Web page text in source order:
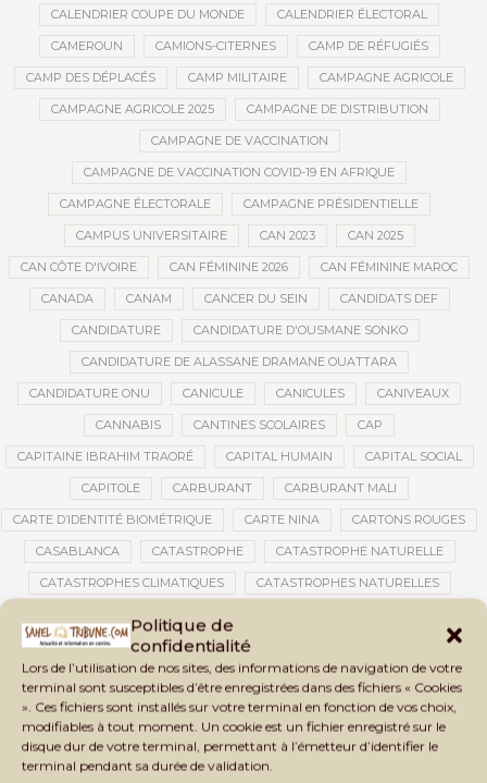
Politique de
confidentialité
Lors de l’utilisation de nos sites, des informations de navigation de votre
terminal sont susceptibles d’être enregistrées dans des fichiers « Cookies
». Ces fichiers sont installés sur votre terminal en fonction de vos choix,
modifiables à tout moment. Un cookie est un fichier enregistré sur le
disque dur de votre terminal, permettant à l’émetteur d’identifier le
terminal pendant sa durée de validation.
CALENDRIER COUPE DU MONDE CALENDRIER ÉLECTORAL
CAMEROUN CAMIONS-CITERNES CAMP DE RÉFUGIÉS
CAMP DES DÉPLACÉS CAMP MILITAIRE CAMPAGNE AGRICOLE
CAMPAGNE AGRICOLE 2025 CAMPAGNE DE DISTRIBUTION
CAMPAGNE DE VACCINATION
CAMPAGNE DE VACCINATION COVID-19 EN AFRIQUE
CAMPAGNE ÉLECTORALE CAMPAGNE PRÉSIDENTIELLE
CAMPUS UNIVERSITAIRE CAN 2023 CAN 2025
CAN CÔTE D'IVOIRE CAN FÉMININE 2026 CAN FÉMININE MAROC
CANADA CANAM CANCER DU SEIN CANDIDATS DEF
CANDIDATURE CANDIDATURE D'OUSMANE SONKO
CANDIDATURE DE ALASSANE DRAMANE OUATTARA
CANDIDATURE ONU CANICULE CANICULES CANIVEAUX
CANNABIS CANTINES SCOLAIRES CAP
CAPITAINE IBRAHIM TRAORÉ CAPITAL HUMAIN CAPITAL SOCIAL
CAPITOLE CARBURANT CARBURANT MALI
CARTE D’IDENTITÉ BIOMÉTRIQUE CARTE NINA CARTONS ROUGES
CASABLANCA CATASTROPHE CATASTROPHE NATURELLE
CATASTROPHES CLIMATIQUES CATASTROPHES NATURELLES
CÉDÉAO CEDEAO CEI CÉLÉBRATION NATIONALE CEMAC
CEMAPI CEN-SNESUP CENOU CENSURE
CENTRAFRIQUE CENTRALE SOLAIRE
CENTRALE SOLAIRE DE SANANKOROBA CENTRALES SOLAIRES
CENTRE D'INTELLIGENCE ARTIFICIELLE